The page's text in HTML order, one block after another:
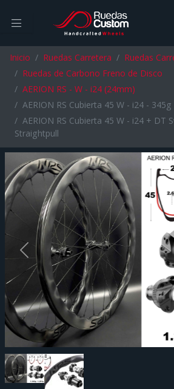
Inicio Ruedas Carretera
Ruedas
Ruedas de Carbono Freno de Disco
AERION RS - W - i24 (24mm)
AERION RS Cubierta 45 W - i24 - 345g
AERION RS Cubierta 45 W - i24 + DT
Straightpull
Previous